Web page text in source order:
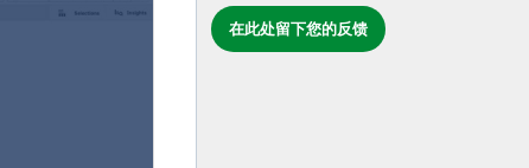
在此处留下您的反馈